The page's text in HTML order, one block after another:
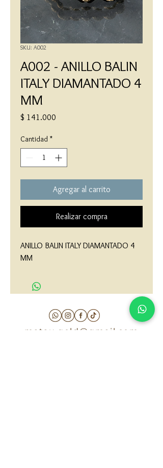
SKU: A002
A002 - ANILLO BALIN
ITALY DIAMANTADO 4
MM
$ 141.000
Cantidad *
Agregar al carrito
Realizar compra
ANILLO BALIN ITALY DIAMANTADO 4
MM
matau.gold@gmail.com